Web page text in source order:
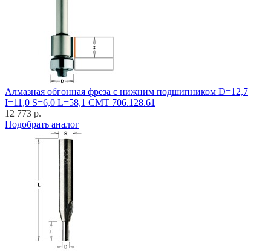
Алмазная обгонная фреза с нижним подшипником D=12,7
I=11,0 S=6,0 L=58,1 CMT 706.128.61
12 773 р.
Подобрать аналог